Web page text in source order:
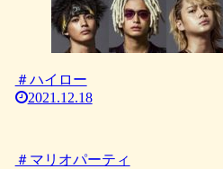
＃ハイロー
2021.12.18
＃マリオパーティ